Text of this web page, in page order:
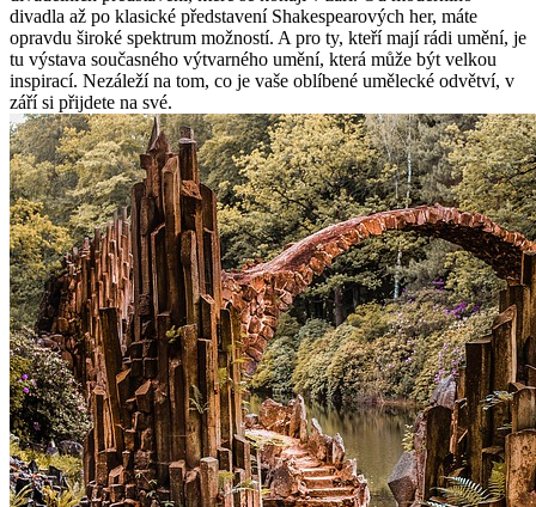
divadla až po klasické⁢ představení Shakespearových her, máte
opravdu široké spektrum možností. A pro ty, kteří mají rádi umění, je
tu výstava⁣ současného⁤ výtvarného umění, která může být⁢ velkou
inspirací.‍ Nezáleží na⁤ tom, co je vaše oblíbené umělecké ⁢odvětví, v
září si‌ přijdete na své.